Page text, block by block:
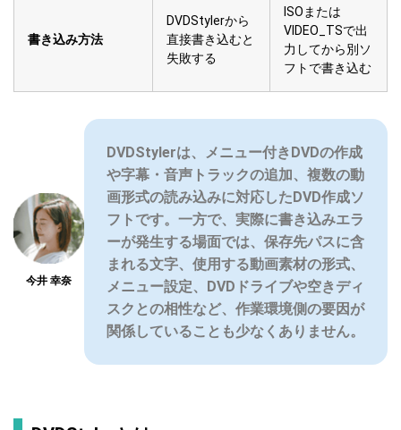
書き込み方法
DVDStylerから
直接書き込むと
失敗する
ISOまたは
VIDEO_TSで出
力してから別ソ
フトで書き込む
今井 幸奈
DVDStylerは、メニュー付きDVDの作成
や字幕・音声トラックの追加、複数の動
画形式の読み込みに対応したDVD作成ソ
フトです。一方で、実際に書き込みエラ
ーが発生する場面では、保存先パスに含
まれる文字、使用する動画素材の形式、
メニュー設定、DVDドライブや空きディ
スクとの相性など、作業環境側の要因が
関係していることも少なくありません。